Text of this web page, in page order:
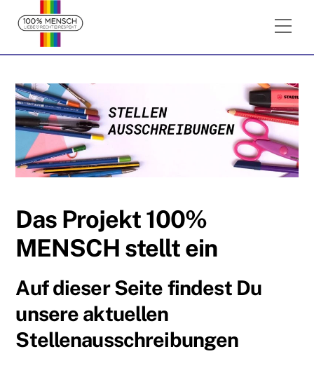
content
Das Projekt 100%
MENSCH stellt ein
Auf dieser Seite findest Du
unsere aktuellen
Stellenausschreibungen